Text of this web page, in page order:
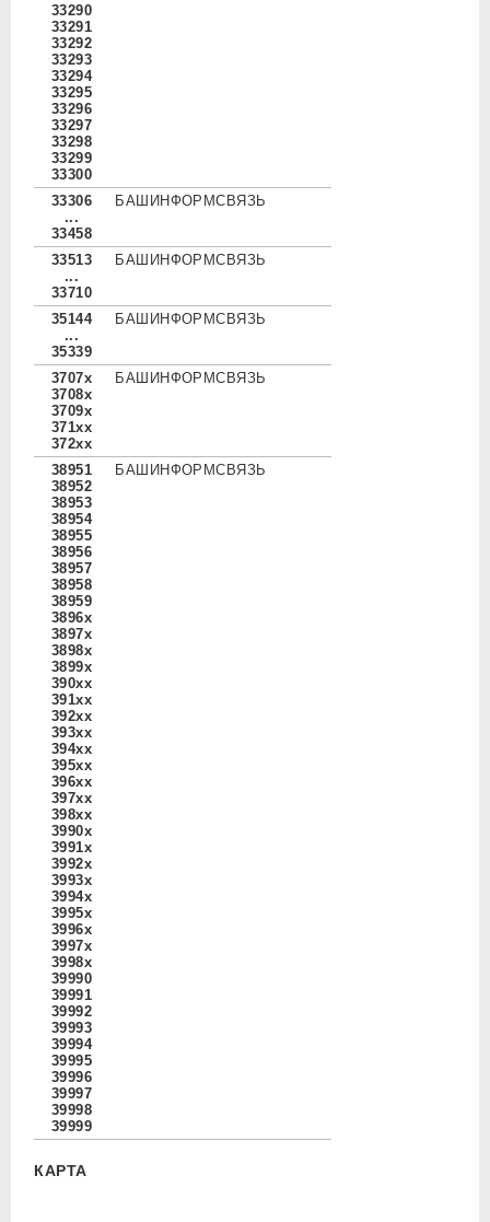
33290
33291
33292
33293
33294
33295
33296
33297
33298
33299
33300
33306
...
33458
БАШИНФОРМСВЯЗЬ
33513
...
33710
БАШИНФОРМСВЯЗЬ
35144
...
35339
БАШИНФОРМСВЯЗЬ
3707x
3708x
3709x
371xx
372xx
БАШИНФОРМСВЯЗЬ
38951
38952
38953
38954
38955
38956
38957
38958
38959
3896x
3897x
3898x
3899x
390xx
391xx
392xx
393xx
394xx
395xx
396xx
397xx
398xx
3990x
3991x
3992x
3993x
3994x
3995x
3996x
3997x
3998x
39990
39991
39992
39993
39994
39995
39996
39997
39998
39999
БАШИНФОРМСВЯЗЬ
КАРТА